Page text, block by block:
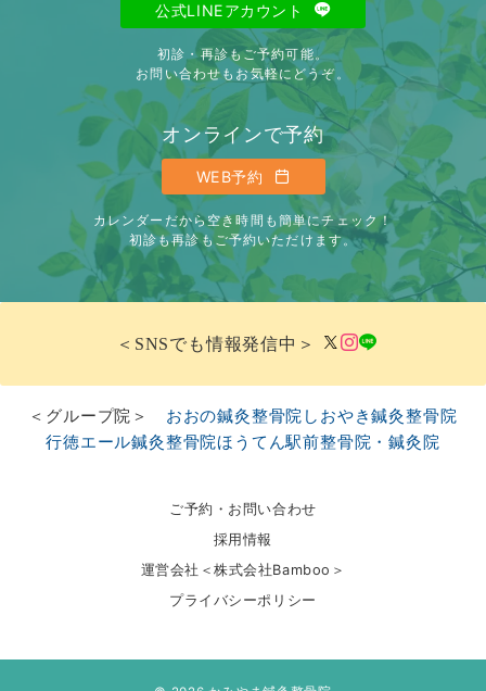
公式LINEアカウント
初診・再診もご予約可能。
お問い合わせもお気軽にどうぞ。
オンラインで予約
WEB予約
カレンダーだから空き時間も簡単にチェック！
初診も再診もご予約いただけます。
＜SNSでも情報発信中＞
＜グループ院＞ おおの鍼灸整骨院 しおやき鍼灸整骨院
行徳エール鍼灸整骨院ほうてん駅前整骨院・鍼灸院
ご予約・お問い合わせ
採用情報
運営会社＜株式会社Bamboo＞
プライバシーポリシー